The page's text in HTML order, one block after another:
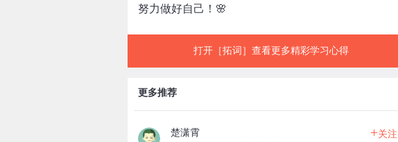
努力做好自己！🌸
打开［拓词］查看更多精彩学习心得
更多推荐
楚潇霄 +关注